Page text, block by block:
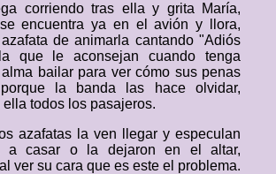
corriendo tras ella y grita María,
encuentra ya en el avión y llora,
de animarla cantando "Adiós
que le aconsejan cuando tenga
bailar para ver cómo sus penas
la banda las hace olvidar,
todos los pasajeros.
azafatas la ven llegar y especulan
casar o la dejaron en el altar,
ver su cara que es este el problema.